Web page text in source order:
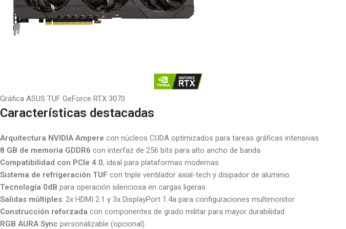
Gráfica ASUS TUF GeForce RTX 3070
Características destacadas
Arquitectura NVIDIA Ampere con núcleos CUDA optimizados para tareas gráficas intensivas
8 GB de memoria GDDR6 con interfaz de 256 bits para alto ancho de banda
Compatibilidad con PCIe 4.0, ideal para plataformas modernas
Sistema de refrigeración TUF con triple ventilador axial-tech y disipador de aluminio
Tecnología 0dB para operación silenciosa en cargas ligeras
Salidas múltiples: 2x HDMI 2.1 y 3x DisplayPort 1.4a para configuraciones multimonitor
Construcción reforzada con componentes de grado militar para mayor durabilidad
RGB AURA Sync personalizable (opcional)